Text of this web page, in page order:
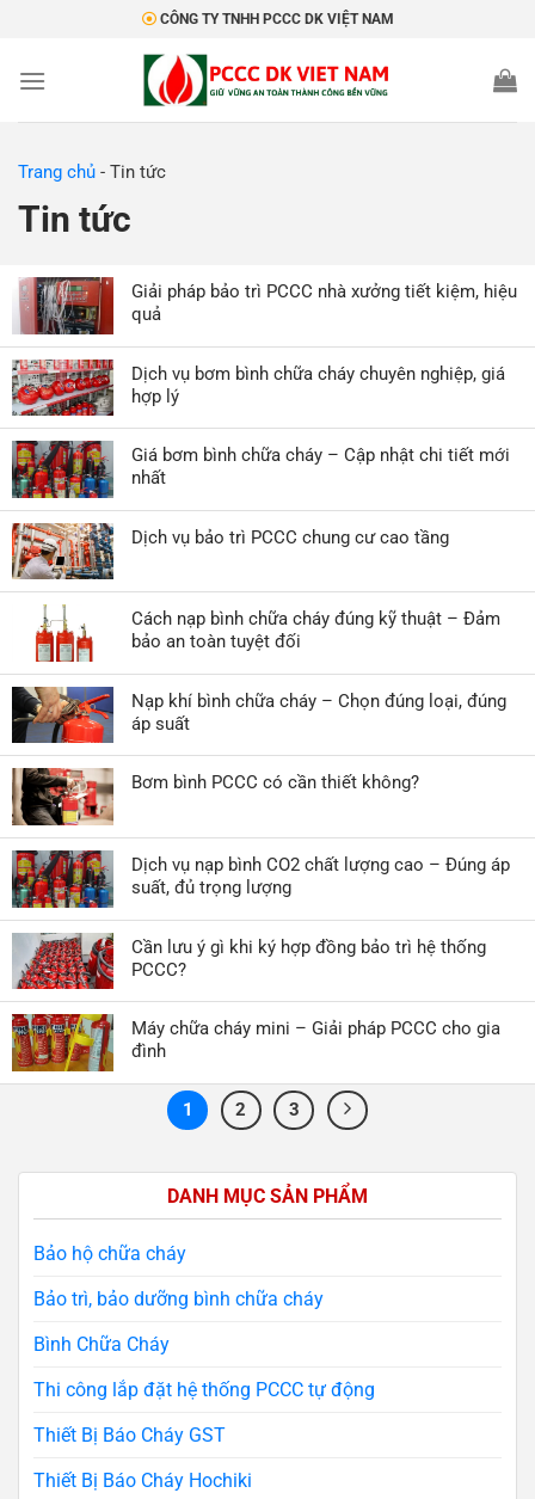
nội
CÔNG TY TNHH PCCC DK VIỆT NAM
Trang chủ - Tin tức
Tin tức
Giải pháp bảo trì PCCC nhà xưởng tiết kiệm, hiệu
quả
Dịch vụ bơm bình chữa cháy chuyên nghiệp, giá
hợp lý
Giá bơm bình chữa cháy – Cập nhật chi tiết mới
nhất
Dịch vụ bảo trì PCCC chung cư cao tầng
Cách nạp bình chữa cháy đúng kỹ thuật – Đảm
bảo an toàn tuyệt đối
Nạp khí bình chữa cháy – Chọn đúng loại, đúng
áp suất
Bơm bình PCCC có cần thiết không?
Dịch vụ nạp bình CO2 chất lượng cao – Đúng áp
suất, đủ trọng lượng
Cần lưu ý gì khi ký hợp đồng bảo trì hệ thống
PCCC?
Máy chữa cháy mini – Giải pháp PCCC cho gia
đình
1 2 3
DANH MỤC SẢN PHẨM
Bảo hộ chữa cháy
Bảo trì, bảo dưỡng bình chữa cháy
Bình Chữa Cháy
Thi công lắp đặt hệ thống PCCC tự động
Thiết Bị Báo Cháy GST
Thiết Bị Báo Cháy Hochiki